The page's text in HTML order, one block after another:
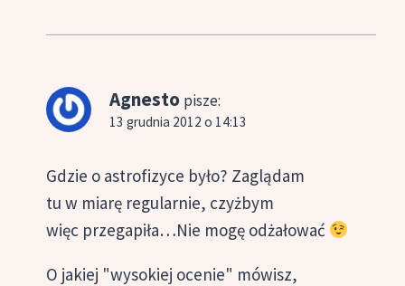
Agnesto pisze:
13 grudnia 2012 o 14:13
Gdzie o astrofizyce było? Zaglądam
tu w miarę regularnie, czyżbym
więc przegapiła…Nie mogę odżałować
O jakiej "wysokiej ocenie" mówisz,